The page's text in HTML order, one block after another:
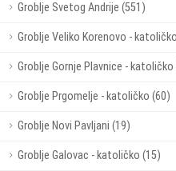
Groblje Svetog Andrije (551)
Groblje Veliko Korenovo -
Groblje Gornje Plavnice - katoličko
Groblje Prgomelje - katoličko (60)
Groblje Novi Pavljani (19)
Groblje Galovac - katoličko (15)